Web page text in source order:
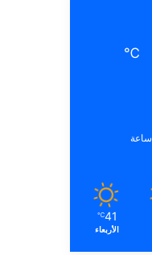
℃
41
℃
الأربعاء